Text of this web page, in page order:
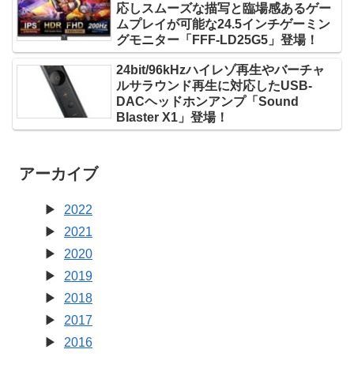
応しスムーズな描写と臨場感あるゲー
ムプレイが可能な24.5インチゲーミン
グモニター「FFF-LD25G5」登場！
24bit/96kHzハイレゾ再生やバーチャ
ルサラウンド再生に対応したUSB-
DACヘッドホンアンプ「Sound
Blaster X1」登場！
アーカイブ
2022
2021
2020
2019
2018
2017
2016